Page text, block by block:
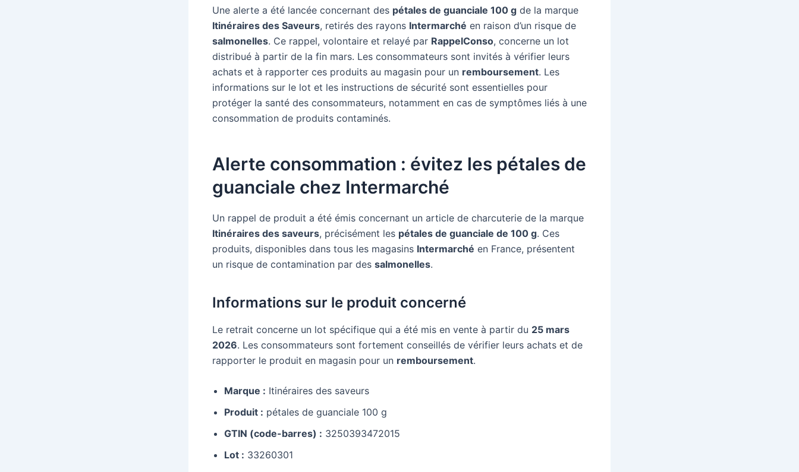
Une alerte a été lancée concernant des pétales de guanciale 100 g de la marque
Itinéraires des Saveurs, retirés des rayons Intermarché en raison d’un risque de
salmonelles. Ce rappel, volontaire et relayé par RappelConso, concerne un lot
distribué à partir de la fin mars. Les consommateurs sont invités à vérifier leurs
achats et à rapporter ces produits au magasin pour un remboursement. Les
informations sur le lot et les instructions de sécurité sont essentielles pour
protéger la santé des consommateurs, notamment en cas de symptômes liés à une
consommation de produits contaminés.
Alerte consommation : évitez les pétales de
guanciale chez Intermarché
Un rappel de produit a été émis concernant un article de charcuterie de la marque
Itinéraires des saveurs, précisément les pétales de guanciale de 100 g. Ces
produits, disponibles dans tous les magasins Intermarché en France, présentent
un risque de contamination par des salmonelles.
Informations sur le produit concerné
Le retrait concerne un lot spécifique qui a été mis en vente à partir du 25 mars
2026. Les consommateurs sont fortement conseillés de vérifier leurs achats et de
rapporter le produit en magasin pour un remboursement.
Marque : Itinéraires des saveurs
Produit : pétales de guanciale 100 g
GTIN (code-barres) : 3250393472015
Lot : 33260301